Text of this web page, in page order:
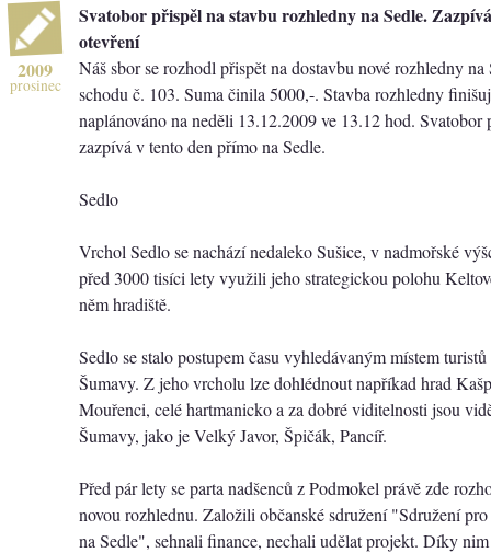
2009
prosinec
Svatobor přispěl na stavbu rozhledny na Sedle.
otevření
Náš sbor se rozhodl přispět na dostavbu nové rozhledny
schodu č. 103. Suma činila 5000,-. Stavba rozhledny
naplánováno na neděli 13.12.2009 ve 13.12 hod.
zazpívá v tento den přímo na Sedle.
Sedlo
Vrchol Sedlo se nachází nedaleko Sušice, v nadmořské
před 3000 tisíci lety využili jeho strategickou polohu
něm hradiště.
Sedlo se stalo postupem času vyhledávaným místem
Šumavy. Z jeho vrcholu lze dohlédnout napříkad hrad
Mouřenci, celé hartmanicko a za dobré viditelnosti jsou
Šumavy, jako je Velký Javor, Špičák, Pancíř.
Před pár lety se parta nadšenců z Podmokel právě zde
novou rozhlednu. Založili občanské sdružení "Sdružení
na Sedle", sehnali finance, nechali udělat projekt. Díky